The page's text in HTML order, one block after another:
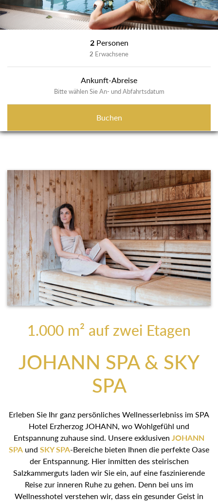
2 Personen
2 Erwachsene
Ankunft-Abreise
Bitte wählen Sie An- und Abfahrtsdatum
Buchen
1.000 m² auf zwei Etagen
JOHANN SPA & SKY
SPA
Erleben Sie Ihr ganz persönliches Wellnesserlebniss im
SPA Hotel Erzherzog JOHANN, wo Wohlgefühl und
Entspannung zuhause sind. Unsere exklusivenJOHANN
SPAundSKY SPA-Bereiche bieten Ihnen die perfekte
Oase der Entspannung. Hier inmitten des steirischen
Salzkammerguts laden wir Sie ein, auf eine faszinierende
Reise zur inneren Ruhe zu gehen. Denn bei uns im
Wellnesshotel verstehen wir, dass ein gesunder Geist in